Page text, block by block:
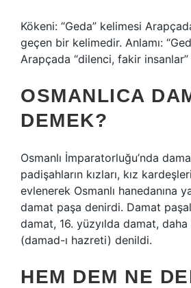
Kökeni: “Geda” kelimesi
geçen bir kelimedir. Anlamı:
Arapçada “dilenci, fakir insanlar”
OSMANLICA
DEMEK?
Osmanlı İmparatorluğu’nda
padişahların kızları, kız
evlenerek Osmanlı hanedanına
damat paşa denirdi. Damat
damat, 16. yüzyılda damat,
(damad-ı hazreti) denildi.
HEM DEM NE